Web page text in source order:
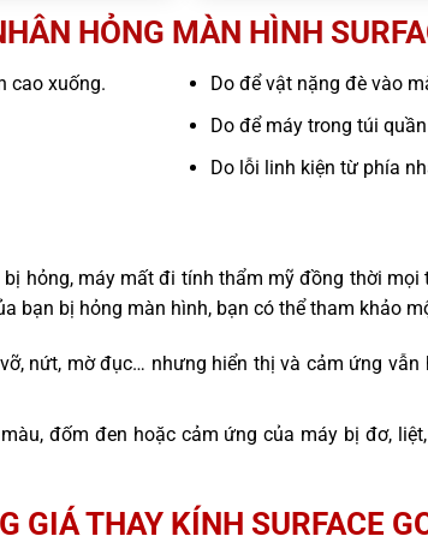
HỎNG MÀN HÌNH
cao xuống.
Do để vật nặng đè vào
Do để máy trong túi
Do lỗi linh kiện từ phía
hỏng, máy mất đi tính thẩm mỹ đồng thời
bạn bị hỏng màn hình, bạn có thể tham khảo
nứt, mờ đục… nhưng hiển thị và cảm ứng
đốm đen hoặc cảm ứng của máy bị đơ,
GIÁ THAY KÍNH SURFACE